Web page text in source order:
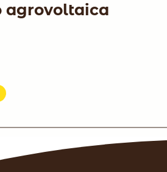
agrovoltaica